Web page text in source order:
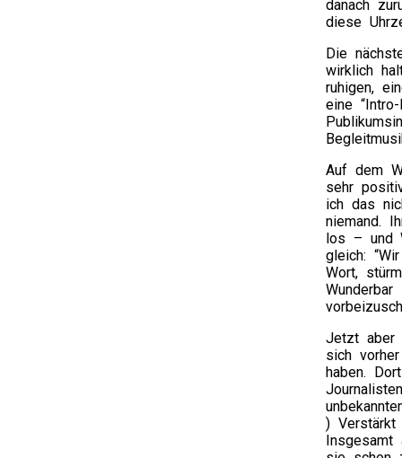
danach
diese
Die
wirklich
ruhigen,
eine
Auf dem
sehr
ich das
niemand.
los – und
gleich:
Wort,
Jetzt aber
sich
haben.
)
Insgesamt